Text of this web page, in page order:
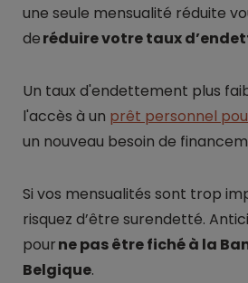
une seule mensualité réduite
deréduire votre taux
Un taux d'endettement plus
l'accès à un prêt personnel
un nouveau besoin de
Si vos mensualités sont trop
risquez d’être surendetté.
pourne pas être fiché à la
Belgique.